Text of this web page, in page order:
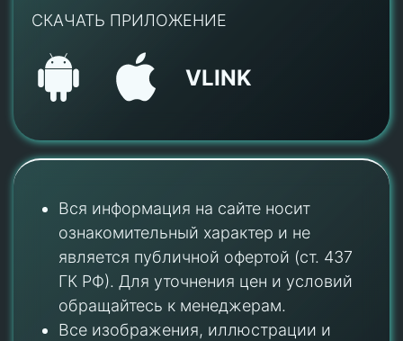
СКАЧАТЬ ПРИЛОЖЕНИЕ
VLINK
Вся информация на сайте носит
ознакомительный характер и не
является публичной офертой (ст. 437
ГК РФ). Для уточнения цен и условий
обращайтесь к менеджерам.
Все изображения, иллюстрации и